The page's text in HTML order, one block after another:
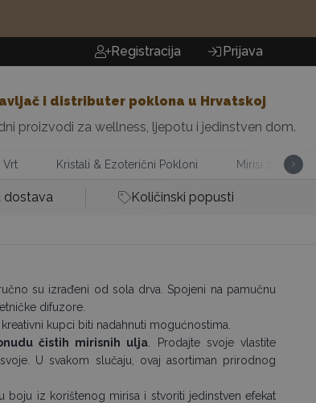
Registracija Prijava
i distributer poklona u Hrvatskoj
proizvodi za wellness, ljepotu i jedinstven dom.
Vrt Kristali & Ezoterični Pokloni Mirisi za Dom
dostava Količinski popusti
su izrađeni od sola drva. Spojeni na pamučnu
difuzore.
kupci biti nadahnuti mogućnostima.
čistih mirisnih ulja . Prodajte svoje vlastite
U svakom slučaju, ovaj asortiman prirodnog
boju iz korištenog mirisa i stvoriti jedinstven efekat